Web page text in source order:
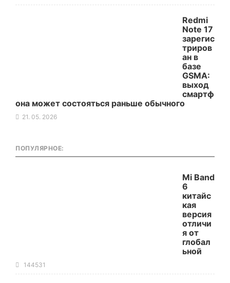
Redmi
Note 17
зарегис
триров
ан в
базе
GSMA:
выход
смартф
она может состояться раньше обычного
21. 05. 2026
ПОПУЛЯРНОЕ:
Mi Band
6
китайс
кая
версия
отличи
я от
глобал
ьной
144531